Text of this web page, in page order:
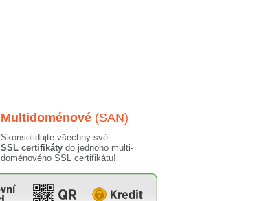
Multidoménové (SAN)
Skonsolidujte všechny své
SSL certifikáty do jednoho multi-
doménového SSL certifikátu!